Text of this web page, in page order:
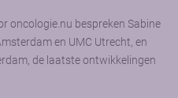
oncologie.nu bespreken Sabine
en UMC Utrecht, en
de laatste ontwikkelingen